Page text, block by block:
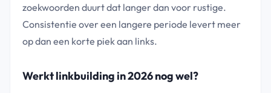
zoekwoorden duurt dat langer dan voor rustige.
Consistentie over een langere periode levert meer
op dan een korte piek aan links.
Werkt linkbuilding in 2026 nog wel?